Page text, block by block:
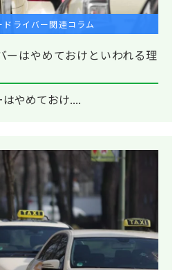
ドライバー関連コラム
ーはやめておけといわれる理
やめておけ....